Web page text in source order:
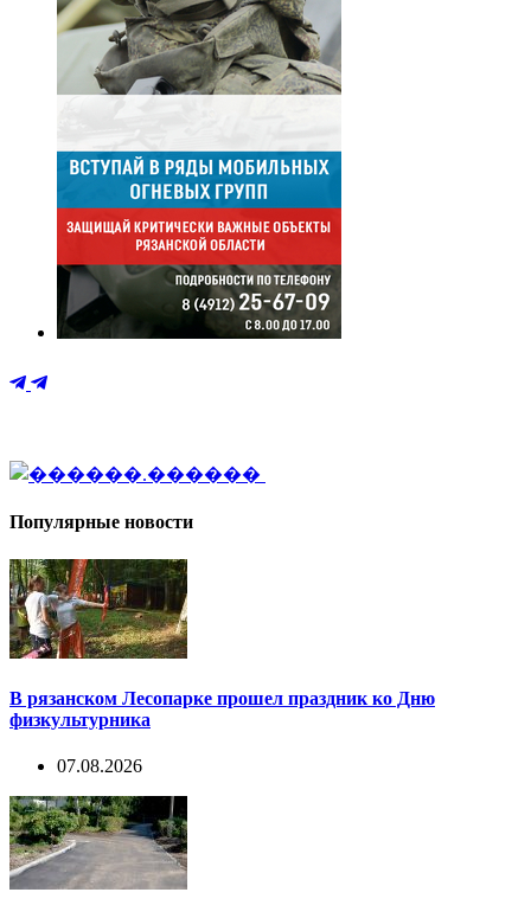
Популярные новости
В рязанском Лесопарке прошел праздник ко Дню
физкультурника
07.08.2026